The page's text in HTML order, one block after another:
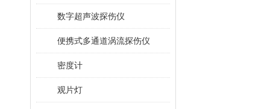
数字超声波探伤仪
便携式多通道涡流探伤仪
密度计
观片灯